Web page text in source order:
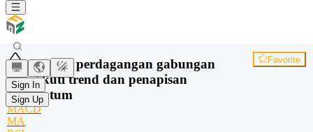
Sign In
Sign Up
Strategi perdagangan gabungan
mengikuti trend dan penapisan
momentum
Favorite
MACD
MA